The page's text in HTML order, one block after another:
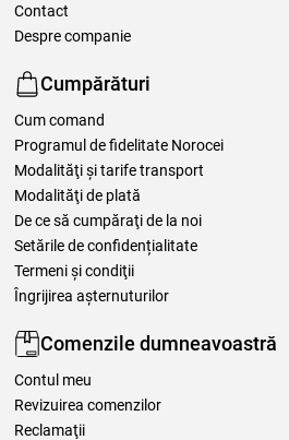
Contact
Despre companie
Cumpărături
Cum comand
Programul de fidelitate Norocei
Modalităţi şi tarife transport
Modalităţi de plată
De ce să cumpăraţi de la noi
Setările de confidențialitate
Termeni şi condiţii
Îngrijirea așternuturilor
Comenzile dumneavoastră
Contul meu
Revizuirea comenzilor
Reclamaţii